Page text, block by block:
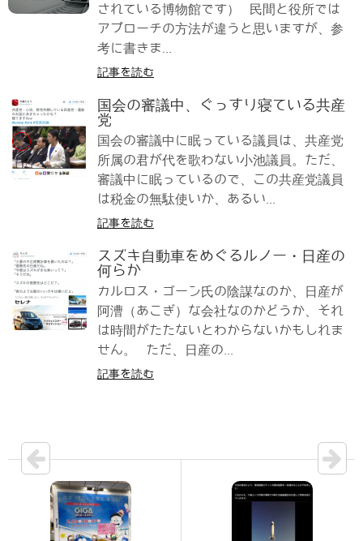
されている博物館です） 民間と役所では
アプローチの方法が違うと思いますが、参
考に書きま...
記事を読む
国会の審議中、ぐっすり寝ている共産
党
国会の審議中に眠っている議員は、共産党
所属の君が代を歌わない小池議員。ただ、
審議中に眠っているので、この共産党議員
は税金の無駄使いか、あるい...
記事を読む
スズキ自動車をめぐるルノー・日産の
何らか
カルロス・ゴーン氏の陰謀なのか、日産が
阿漕（あこぎ）な会社なのかどうか、それ
は時間がたたないとわからないかもしれま
せん。 ただ、日産の...
記事を読む